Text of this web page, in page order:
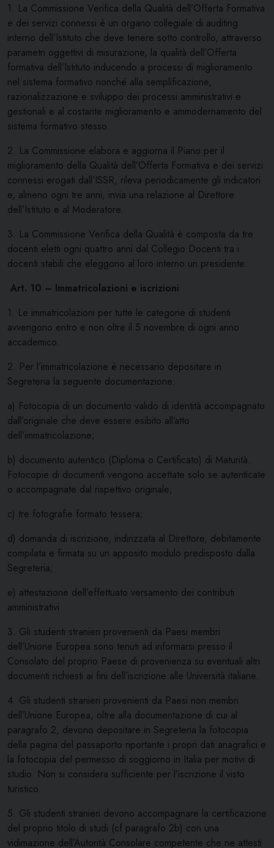
1. La Commissione Verifica della Qualità dell’Offerta Formativa
e dei servizi connessi è un organo collegiale di auditing
interno dell’Istituto che deve tenere sotto controllo, attraverso
parametri oggettivi di misurazione, la qualità dell’Offerta
formativa dell’Istituto inducendo a processi di miglioramento
nel sistema formativo nonché alla semplificazione,
razionalizzazione e sviluppo dei processi amministrativi e
gestionali e al costante miglioramento e ammodernamento del
sistema formativo stesso.
2. La Commissione elabora e aggiorna il Piano per il
miglioramento della Qualità dell’Offerta Formativa e dei servizi
connessi erogati dall’ISSR, rileva periodicamente gli indicatori
e, almeno ogni tre anni, invia una relazione al Direttore
dell’Istituto e al Moderatore.
3. La Commissione Verifica della Qualità è composta da tre
docenti eletti ogni quattro anni dal Collegio Docenti tra i
docenti stabili che eleggono al loro interno un presidente.
Art. 10 – Immatricolazioni e iscrizioni
1. Le immatricolazioni per tutte le categorie di studenti
avvengono entro e non oltre il 5 novembre di ogni anno
accademico.
2. Per l’immatricolazione è necessario depositare in
Segreteria la seguente documentazione:
a) Fotocopia di un documento valido di identità accompagnato
dall’originale che deve essere esibito all’atto
dell’immatricolazione;
b) documento autentico (Diploma o Certificato) di Maturità.
Fotocopie di documenti vengono accettate solo se autenticate
o accompagnate dal rispettivo originale;
c) tre fotografie formato tessera;
d) domanda di iscrizione, indirizzata al Direttore, debitamente
compilata e firmata su un apposito modulo predisposto dalla
Segreteria;
e) attestazione dell’effettuato versamento dei contributi
amministrativi
3. Gli studenti stranieri provenienti da Paesi membri
dell’Unione Europea sono tenuti ad informarsi presso il
Consolato del proprio Paese di provenienza su eventuali altri
documenti richiesti ai fini dell’iscrizione alle Università italiane.
4. Gli studenti stranieri provenienti da Paesi non membri
dell’Unione Europea, oltre alla documentazione di cui al
paragrafo 2, devono depositare in Segreteria la fotocopia
della pagina del passaporto riportante i propri dati anagrafici e
la fotocopia del permesso di soggiorno in Italia per motivi di
studio. Non si considera sufficiente per l’iscrizione il visto
turistico.
5. Gli studenti stranieri devono accompagnare la certificazione
del proprio titolo di studi (cf paragrafo 2b) con una
vidimazione dell’Autorità Consolare competente che ne attesti